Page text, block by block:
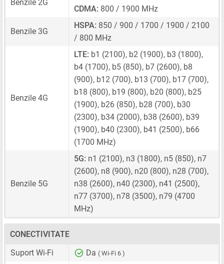
Benzile 2G
CDMA: 800 / 1900 MHz
Benzile 3G
HSPA: 850 / 900 / 1700 / 1900 / 2100
/ 800 MHz
Benzile 4G
LTE: b1 (2100), b2 (1900), b3 (1800),
b4 (1700), b5 (850), b7 (2600), b8
(900), b12 (700), b13 (700), b17 (700),
b18 (800), b19 (800), b20 (800), b25
(1900), b26 (850), b28 (700), b30
(2300), b34 (2000), b38 (2600), b39
(1900), b40 (2300), b41 (2500), b66
(1700 MHz)
Benzile 5G
5G: n1 (2100), n3 (1800), n5 (850), n7
(2600), n8 (900), n20 (800), n28 (700),
n38 (2600), n40 (2300), n41 (2500),
n77 (3700), n78 (3500), n79 (4700
MHz)
CONECTIVITATE
Suport Wi-Fi
Da ( Wi-Fi 6 )